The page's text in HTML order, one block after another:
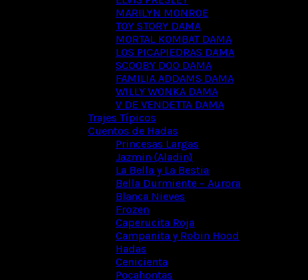
MARILYN MONROE
TOY STORY DAMA
MORTAL KOMBAT DAMA
LOS PICAPIEDRAS DAMA
SCOOBY DOO DAMA
FAMILIA ADDAMS DAMA
WILLY WONKA DAMA
V DE VENDETTA DAMA
Trajes Típicos
Cuentos de Hadas
Princesas Largas
Jazmin (Aladin)
La Bella y La Bestia
Bella Durmiente – Aurora
Blanca Nieves
Frozen
Caperucita Roja
Campanita y Robin Hood
Hadas
Cenicienta
Pocahontas